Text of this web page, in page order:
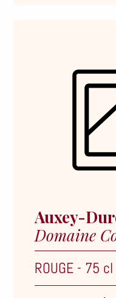
Auxey-
Domaine
ROUGE - 75 cl